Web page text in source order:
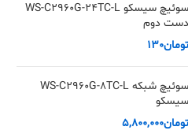
سوئیچ سیسکو WS-C2960G-24TC-L
دست دوم
تومان130
سوئیچ شبکه WS-C2960G-8TC-L
سیسکو
تومان5,800,000